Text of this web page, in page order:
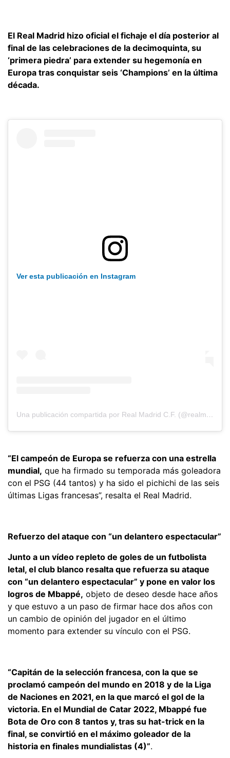
El Real Madrid hizo oficial el fichaje el día posterior al
final de las celebraciones de la decimoquinta, su
‘primera piedra’ para extender su hegemonía en
Europa tras conquistar seis ‘Champions’ en la última
década.
Ver esta publicación en Instagram
Una publicación compartida por Real Madrid C.F. (@realmadrid)
“El campeón de Europa se refuerza con una estrella
mundial, que ha firmado su temporada más goleadora
con el PSG (44 tantos) y ha sido el pichichi de las seis
últimas Ligas francesas”, resalta el Real Madrid.
Refuerzo del ataque con “un delantero espectacular”
Junto a un vídeo repleto de goles de un futbolista
letal, el club blanco resalta que refuerza su ataque
con “un delantero espectacular” y pone en valor los
logros de Mbappé, objeto de deseo desde hace años
y que estuvo a un paso de firmar hace dos años con
un cambio de opinión del jugador en el último
momento para extender su vínculo con el PSG.
“Capitán de la selección francesa, con la que se
proclamó campeón del mundo en 2018 y de la Liga
de Naciones en 2021, en la que marcó el gol de la
victoria. En el Mundial de Catar 2022, Mbappé fue
Bota de Oro con 8 tantos y, tras su hat-trick en la
final, se convirtió en el máximo goleador de la
historia en finales mundialistas (4)”.